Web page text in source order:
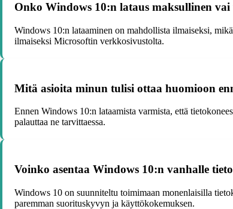
Onko Windows 10:n lataus maksullinen
Windows 10:n lataaminen on mahdollista ilmaiseksi,
ilmaiseksi Microsoftin verkkosivustolta.
Mitä asioita minun tulisi ottaa huomioon
Ennen Windows 10:n lataamista varmista, että
palauttaa ne tarvittaessa.
Voinko asentaa Windows 10:n vanhalle
Windows 10 on suunniteltu toimimaan monenlaisilla
paremman suorituskyvyn ja käyttökokemuksen.